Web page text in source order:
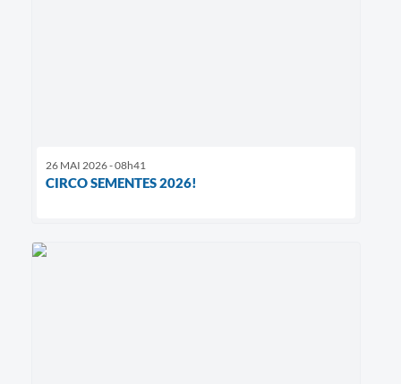
26 MAI 2026 - 08h41
CIRCO SEMENTES 2026!